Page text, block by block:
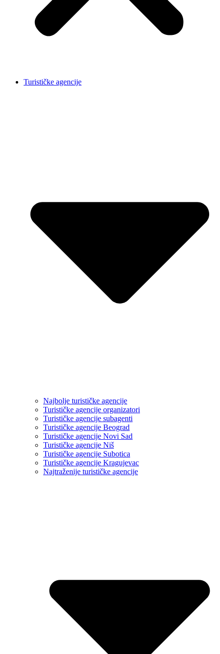
Turističke agencije
Najbolje turističke agencije
Turističke agencije organizatori
Turističke agencije subagenti
Turističke agencije Beograd
Turističke agencije Novi Sad
Turističke agencije Niš
Turističke agencije Subotica
Turističke agencije Kragujevac
Najtraženije turističke agencije